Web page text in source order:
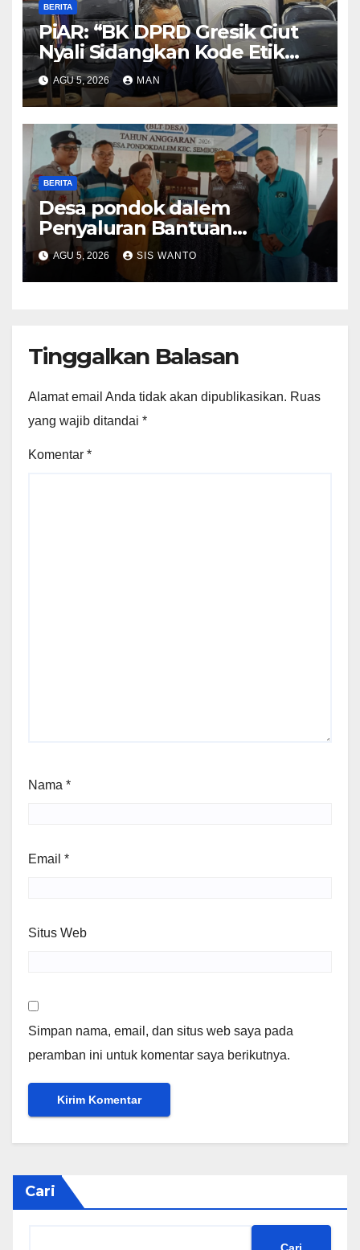
BERITA
PiAR: “BK DPRD Gresik Ciut
Nyali Sidangkan Kode Etik
Ketua DPRD”
AGU 5, 2026 MAN
BERITA
Desa pondok dalem
Penyaluran Bantuan
Langsung Tunai (BLT) Di Desa
Pondokdalem Kecamatan
Semboro: sangat
AGU 5, 2026 SIS WANTO
Tinggalkan Balasan
Alamat email Anda tidak akan dipublikasikan. Ruas
yang wajib ditandai *
Komentar *
Nama *
Email *
Situs Web
Simpan nama, email, dan situs web saya pada
peramban ini untuk komentar saya berikutnya.
Cari
Cari